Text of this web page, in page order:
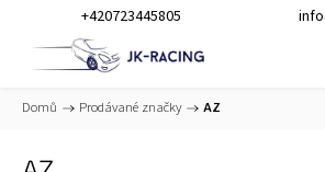
+420723445805
Domů / Prodávané značky / AZ